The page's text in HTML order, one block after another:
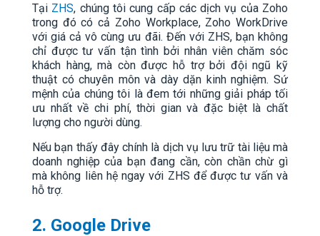
Tại ZHS, chúng tôi cung cấp các dịch vụ của Zoho
trong đó có cả Zoho Workplace, Zoho WorkDrive
với giá cả vô cùng ưu đãi. Đến với ZHS, bạn không
chỉ được tư vấn tận tình bởi nhân viên chăm sóc
khách hàng, mà còn được hỗ trợ bởi đội ngũ kỹ
thuật có chuyên môn và dày dặn kinh nghiệm. Sứ
mệnh của chúng tôi là đem tới những giải pháp tối
ưu nhất về chi phí, thời gian và đặc biệt là chất
lượng cho người dùng.
Nếu bạn thấy đây chính là dịch vụ lưu trữ tài liệu mà
doanh nghiệp của bạn đang cần, còn chần chừ gì
mà không liên hệ ngay với ZHS để được tư vấn và
hỗ trợ.
2. Google Drive